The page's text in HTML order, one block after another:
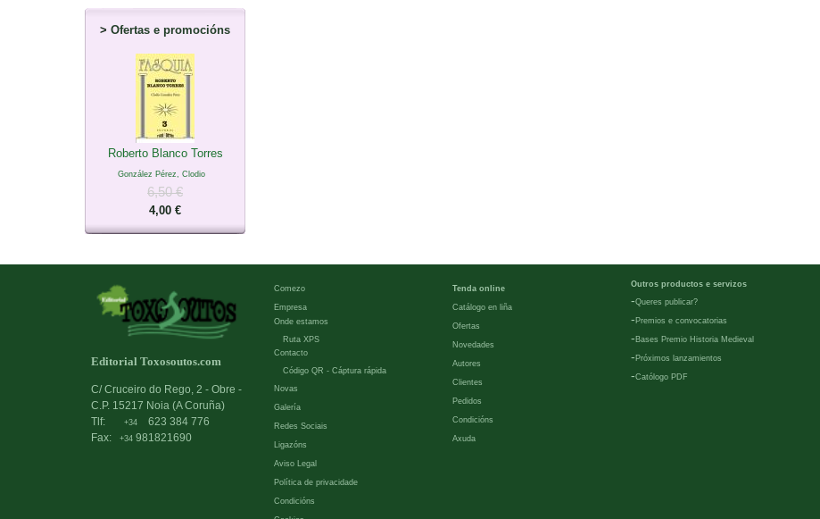
> Ofertas e promocións
Roberto Blanco Torres
González Pérez, Clodio
6,50 €
4,00 €
Editorial Toxosoutos.com
C/ Cruceiro do Rego, 2 - Obre -
C.P. 15217 Noia (A Coruña)
Tlf:
+34
623 384 776
Fax:
+34 981821690
Comezo
Empresa
Onde estamos
Ruta XPS
Contacto
Código QR - Cáptura rápida
Novas
Galería
Redes Sociais
Ligazóns
Aviso Legal
Política de privacidade
Condicións
Tenda online
Catálogo en liña
Ofertas
Novedades
Autores
Clientes
Pedidos
Condicións
Axuda
Outros productos e servizos
-Queres publicar?
- Premios e convocatorias
- Bases Premio Historia Medieval
- Próximos lanzamientos
-Católogo PDF